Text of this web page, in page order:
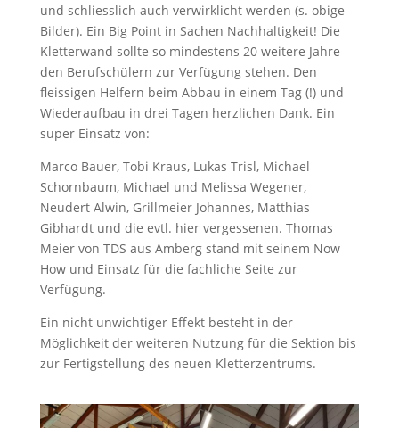
und schliesslich auch verwirklicht werden (s. obige
Bilder). Ein Big Point in Sachen Nachhaltigkeit! Die
Kletterwand sollte so mindestens 20 weitere Jahre
den Berufschülern zur Verfügung stehen. Den
fleissigen Helfern beim Abbau in einem Tag (!) und
Wiederaufbau in drei Tagen herzlichen Dank. Ein
super Einsatz von:
Marco Bauer, Tobi Kraus, Lukas Trisl, Michael
Schornbaum, Michael und Melissa Wegener,
Neudert Alwin, Grillmeier Johannes, Matthias
Gibhardt und die evtl. hier vergessenen. Thomas
Meier von TDS aus Amberg stand mit seinem Now
How und Einsatz für die fachliche Seite zur
Verfügung.
Ein nicht unwichtiger Effekt besteht in der
Möglichkeit der weiteren Nutzung für die Sektion bis
zur Fertigstellung des neuen Kletterzentrums.